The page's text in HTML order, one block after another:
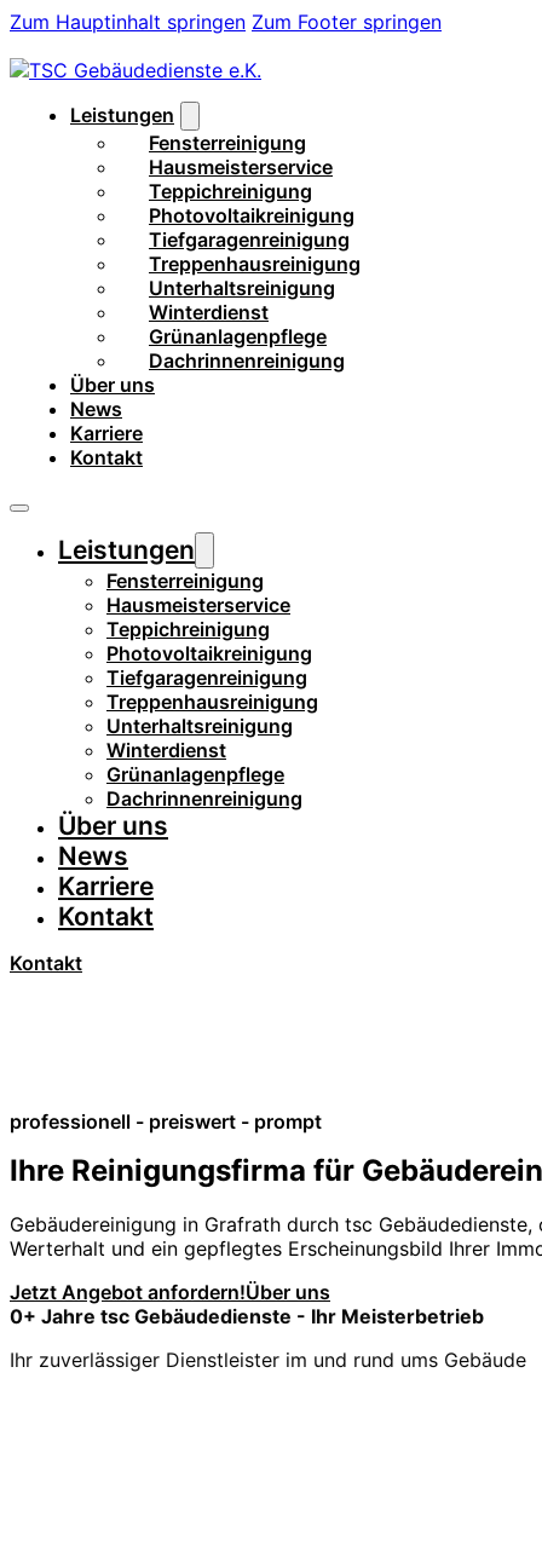
Zum Hauptinhalt springen Zum Footer springen
Leistungen
Fensterreinigung
Hausmeisterservice
Teppichreinigung
Photovoltaikreinigung
Tiefgaragenreinigung
Treppenhausreinigung
Unterhaltsreinigung
Winterdienst
Grünanlagenpflege
Dachrinnenreinigung
Über uns
News
Karriere
Kontakt
Leistungen
Fensterreinigung
Hausmeisterservice
Teppichreinigung
Photovoltaikreinigung
Tiefgaragenreinigung
Treppenhausreinigung
Unterhaltsreinigung
Winterdienst
Grünanlagenpflege
Dachrinnenreinigung
Über uns
News
Karriere
Kontakt
Kontakt
professionell - preiswert - prompt
Ihre Reinigungsfirma für
Gebäudereinigung in Grafrath durch tsc
Werterhalt und ein gepflegtes Erscheinungsbild Ihrer
Jetzt Angebot anfordern!Über uns
0+ Jahre tsc Gebäudedienste - Ihr Meisterbetrieb
Ihr zuverlässiger Dienstleister im und rund ums Gebäude